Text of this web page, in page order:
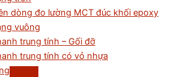
dòng đo lường MCT đúc khối epoxy
vuông
trung tính – Gối đỡ
trung tính có vỏ nhựa